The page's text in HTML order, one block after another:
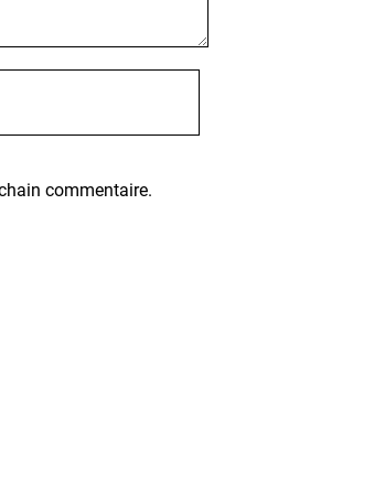
commentaire.